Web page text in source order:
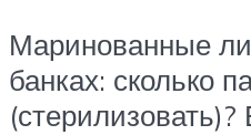
Маринованные
банках: сколько